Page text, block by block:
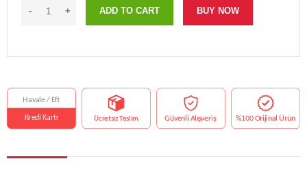
ADD TO CART BUY NOW